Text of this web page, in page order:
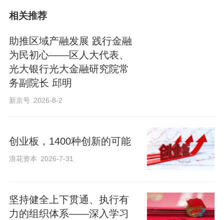
相关推荐
助推区域产融发展 践行金融
为民初心——区人大代表、
光大银行光大金融研究院常
务副院长 邱明
新京号 2026-8-2
创业板，1400种创新的可能
浪花资本 2026-7-31
坚持健全上下贯通、执行有
力的组织体系——深入学习